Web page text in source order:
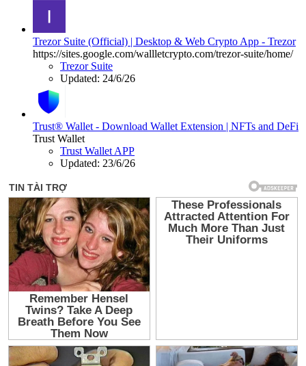
Trezor Suite (Official) | Desktop & Web Crypto App - Trezor
https://sites.google.com/wallletcrypto.com/trezor-suite/home/
Trezor Suite
Updated: 24/6/26
Trust® Wallet - Download Wallet Extension | NFTs and DeFi
Trust Wallet
Trust Wallet APP
Updated: 23/6/26